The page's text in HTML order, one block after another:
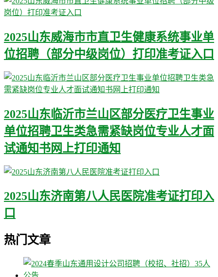
2025山东威海市市直卫生健康系统事业单
位招聘（部分中级岗位）打印准考证入口
2025山东临沂市兰山区部分医疗卫生事业
单位招聘卫生类急需紧缺岗位专业人才面
试通知书网上打印通知
2025山东济南第八人民医院准考证打印入
口
热门文章